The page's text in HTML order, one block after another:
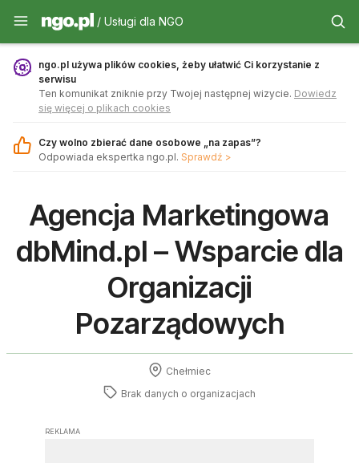
Usługi dla NGO - ngo.pl
/ Usługi dla NGO
ngo.pl używa plików cookies, żeby ułatwić Ci korzystanie z
serwisu
Ten komunikat zniknie przy Twojej następnej wizycie. Dowiedz
się więcej o plikach cookies
Czy wolno zbierać dane osobowe „na zapas”?
Odpowiada ekspertka ngo.pl. Sprawdź >
Agencja Marketingowa
dbMind.pl – Wsparcie dla
Organizacji
Pozarządowych
Chełmiec
Brak danych o organizacjach
REKLAMA